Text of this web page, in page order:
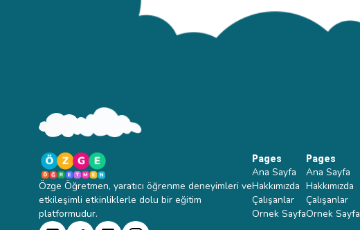
Özge Öğretmen, yaratıcı öğrenme deneyimleri ve
etkileşimli etkinliklerle dolu bir eğitim
platformudur.
Pages
Ana Sayfa
Hakkımızda
Çalışanlar
Ornek Sayfa
Pages
Ana Sayfa
Hakkımızda
Çalışanlar
Ornek Sayfa